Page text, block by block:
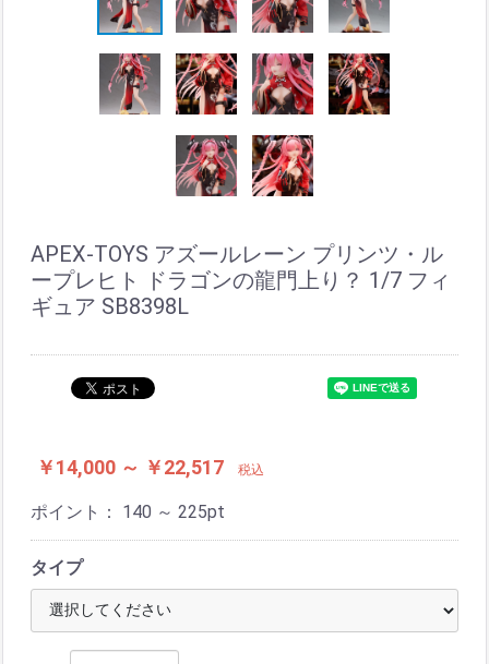
APEX-TOYS アズールレーン プリンツ・ル
ープレヒト ドラゴンの龍門上り？ 1/7 フィ
ギュア SB8398L
￥14,000 ～ ￥22,517 税込
ポイント： 140 ～ 225pt
タイプ